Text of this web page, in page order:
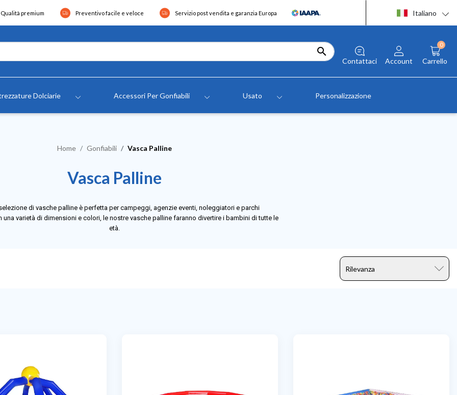
Qualità premium Preventivo facile e veloce Servizio post vendita e garanzia Europa Italiano

Contattaci Account
0
Carrello
Dolciarie Accessori Per Gonfiabili Usato Personalizzazione
Home Gonfiabili Vasca Palline
Vasca Palline
di vasche palline è perfetta per campeggi, agenzie eventi, noleggiatori e parchi
una varietà di dimensioni e colori, le nostre vasche palline faranno divertire i bambini di tutte le
età.